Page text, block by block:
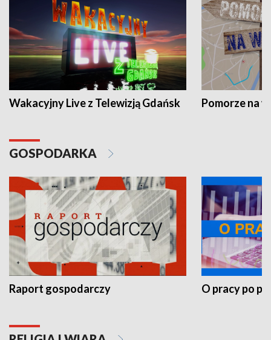
Wakacyjny Live z Telewizją Gdańsk Pomorze na
GOSPODARKA
Raport gospodarczy O pracy po